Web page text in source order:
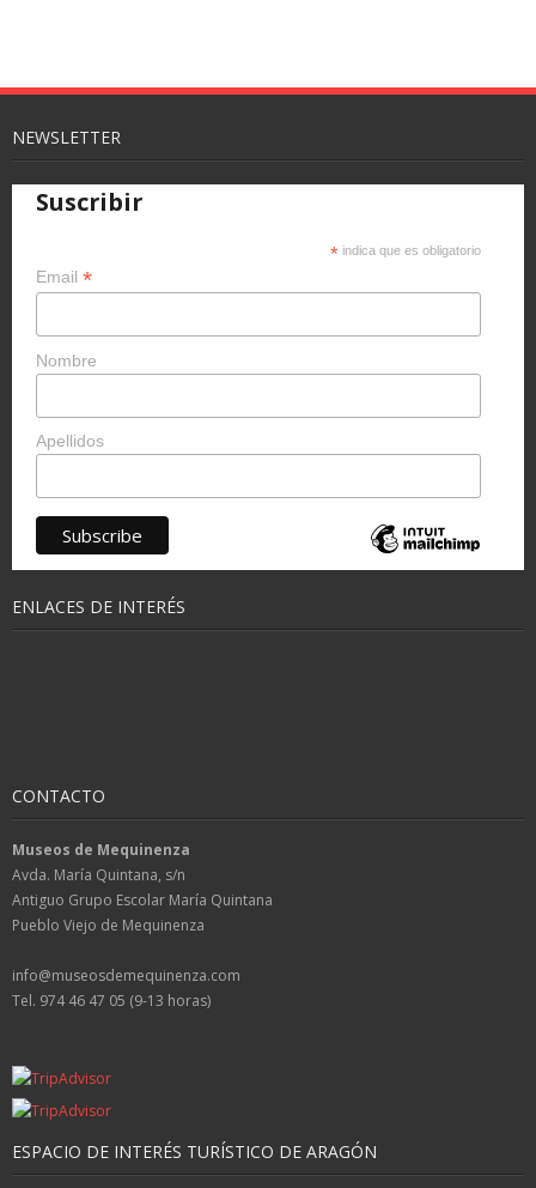
NEWSLETTER
Suscribir
* indica que es obligatorio
Email *
Nombre
Apellidos
ENLACES DE INTERÉS
CONTACTO
Museos de Mequinenza
Avda. María Quintana, s/n
Antiguo Grupo Escolar María Quintana
Pueblo Viejo de Mequinenza
info@museosdemequinenza.com
Tel. 974 46 47 05 (9-13 horas)
ESPACIO DE INTERÉS TURÍSTICO DE ARAGÓN